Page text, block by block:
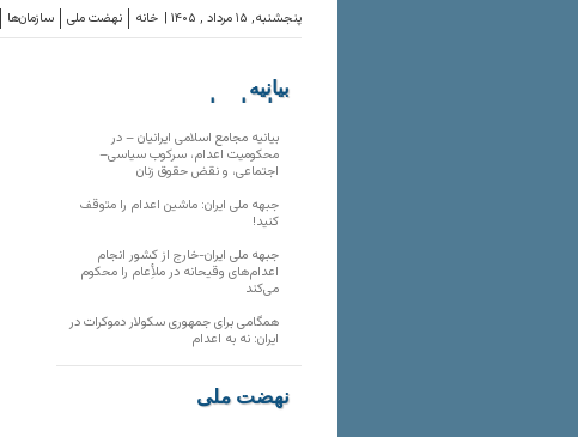
سازمان‌ها نهضت ملی خانه پنجشنبه, ۱۵ مرداد , ۱۴۰۵ |
بیانیه
سازمان‌های
بیانیه مجامع اسلامی ایرانیان – در
محکومیت اعدام، سرکوب سیاسی–
اجتماعی، و نقض حقوق زنان
جبهه ملی ایران: ماشین اعدام را متوقف
کنید!
جبهه ملی ایران-خارج از کشور انجام
اعدام‌های وقیحانه در ملأِعام را محکوم
می‌کند
همگامی برای جمهوری سکولار دموکرات در
ایران: نه به اعدام
نهضت ملی